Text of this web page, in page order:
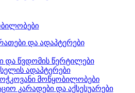
და ადაპტერები
და წვდომის წერტილები
ადაპტერები
მოწყობილობები
კარადები და აქსესუარები